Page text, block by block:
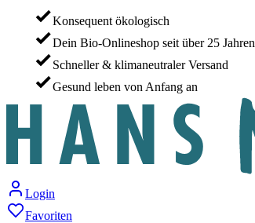
Konsequent ökologisch
Dein Bio-Onlineshop seit über 25 Jahren
Schneller & klimaneutraler Versand
Gesund leben von Anfang an
Login
Favoriten